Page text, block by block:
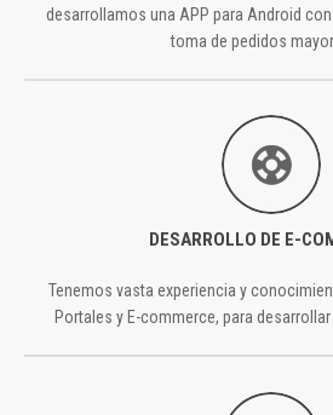
desarrollamos una APP para Android
toma de pedidos
DESARROLLO DE E-
Tenemos vasta experiencia y
Portales y E-commerce, para